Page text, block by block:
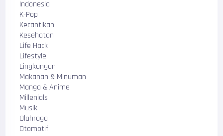
Indonesia
K-Pop
Kecantikan
Kesehatan
Life Hack
Lifestyle
Lingkungan
Makanan & Minuman
Manga & Anime
Millenials
Musik
Olahraga
Otomotif